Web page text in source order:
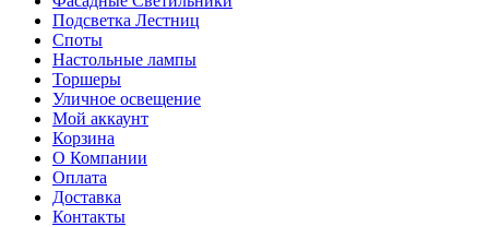
Подсветка Лестниц
Споты
Настольные лампы
Торшеры
Уличное освещение
Мой аккаунт
Корзина
О Компании
Оплата
Доставка
Контакты